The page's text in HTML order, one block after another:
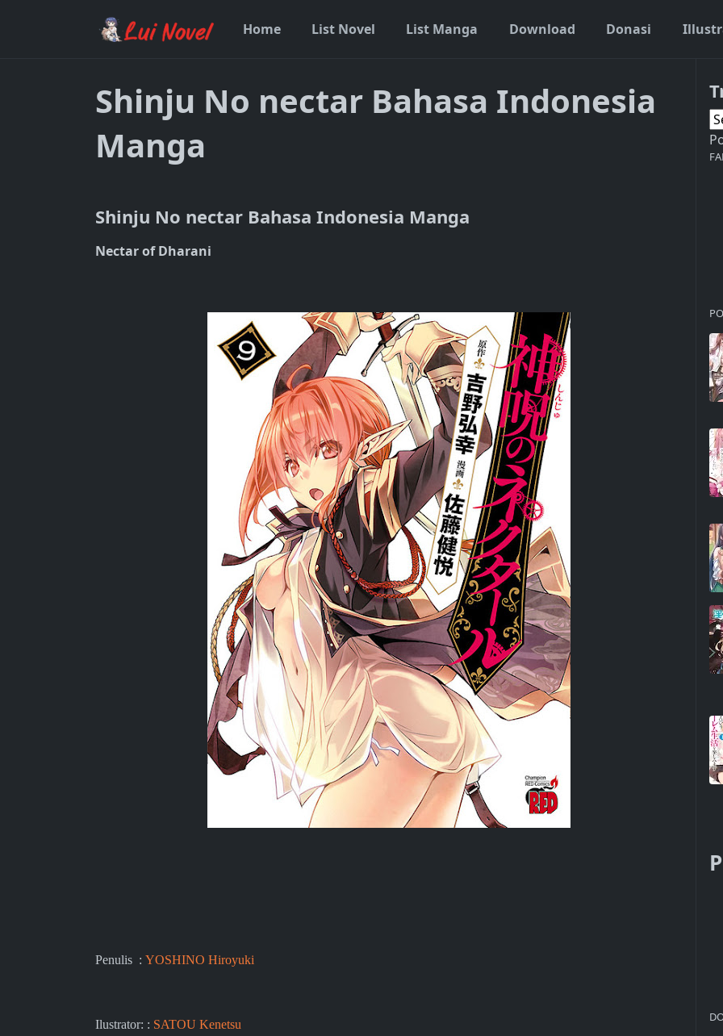
Home List Novel List Manga Download Donasi
Shinju No nectar Bahasa Indonesia
Manga
Shinju No nectar Bahasa Indonesia Manga
Nectar of Dharani
Penulis : YOSHINO Hiroyuki
Ilustrator: : SATOU Kenetsu